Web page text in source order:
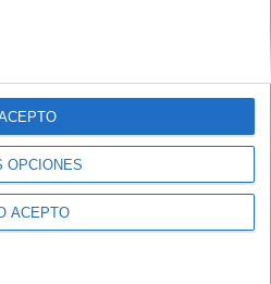
OPCIONES
ACEPTO